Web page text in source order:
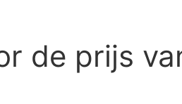
de prijs